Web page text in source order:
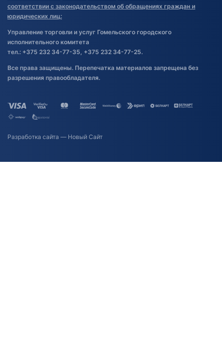
соответствии с законодательством об обращениях граждан и
юридических лиц:
Управление торговли и услуг Гомельского городского
исполнительного комитета
тел.: +375 232 34-77-35, +375 232 34-77-25.
Все права защищены. Перепечатка материалов запрещена без
разрешения правообладателя.
Разработка сайта — Новый Сайт